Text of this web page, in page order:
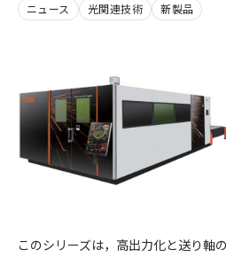
ニュース 光関連技術 新製品
このシリーズは，高出力化と送り軸